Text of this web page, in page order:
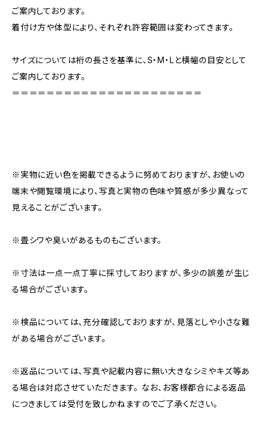
ご案内しております。
着付け方や体型により、それぞれ許容範囲は変わってきます。
サイズについては裄の長さを基準に、S・M・Lと横幅の目安として
ご案内しております。
＝＝＝＝＝＝＝＝＝＝＝＝＝＝＝＝＝＝＝＝＝＝
※実物に近い色を掲載できるように努めておりますが、お使いの
端末や閲覧環境により、写真と実物の色味や質感が多少異なって
見えることがございます。
※畳シワや臭いがあるものもございます。
※寸法は一点一点丁寧に採寸しておりますが、多少の誤差が生じ
る場合がございます。
※検品については、充分確認しておりますが、見落としや小さな難
がある場合がございます。
※返品については、写真や記載内容に無い大きなシミやキズ等あ
る場合は対応させていただきます。 なお、お客様都合による返品
につきましては受付を致しかねますのでご了承ください。